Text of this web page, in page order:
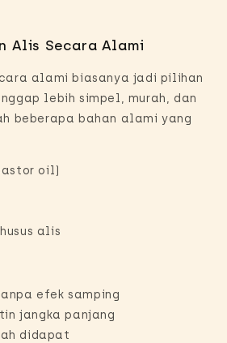
Alis Secara Alami
alami biasanya jadi pilihan
lebih simpel, murah, dan
beberapa bahan alami yang
oil)
alis
efek samping
jangka panjang
didapat